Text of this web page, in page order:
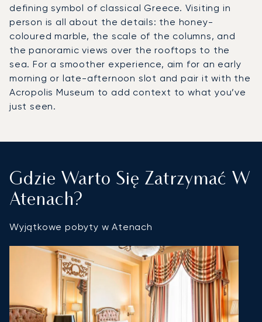
defining symbol of classical Greece. Visiting in
person is all about the details: the honey-
coloured marble, the scale of the columns, and
the panoramic views over the rooftops to the
sea. For a smoother experience, aim for an early
morning or late-afternoon slot and pair it with the
Acropolis Museum to add context to what you’ve
just seen.
Gdzie Warto Się Zatrzymać W
Atenach?
Wyjątkowe pobyty w Atenach